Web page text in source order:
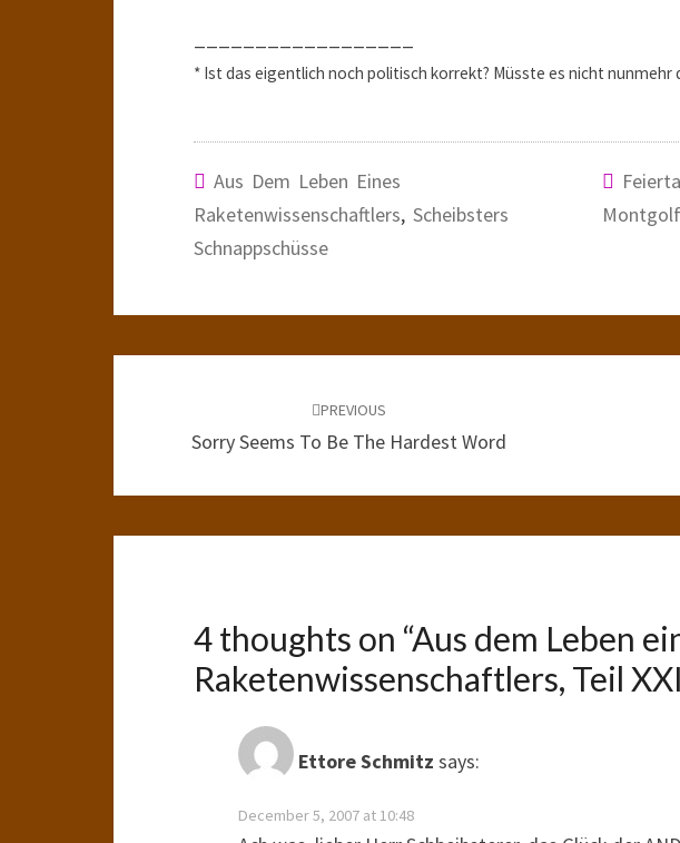
* Ist das eigentlich noch politisch korrekt? Müsste es nicht nunmehr
Aus Dem Leben Eines
Raketenwissenschaftlers, Scheibsters
Schnappschüsse
PREVIOUS
Sorry Seems To Be The Hardest Word
4 thoughts on “Aus dem Leben
Raketenwissenschaftlers, Teil XXI
Ettore Schmitz says:
December 5, 2007 at 10:48